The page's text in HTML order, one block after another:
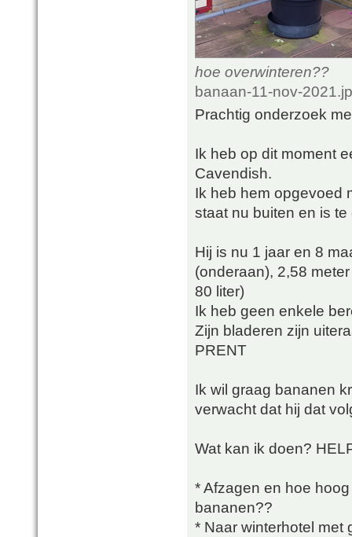
hoe overwinteren??
banaan-11-nov-
Prachtig onderzoek
Ik heb op dit moment
Cavendish.
Ik heb hem opgevoed
staat nu buiten en is
Hij is nu 1 jaar en 8
(onderaan), 2,58
80 liter)
Ik heb geen enkele
Zijn bladeren zijn
PRENT
Ik wil graag bananen
verwacht dat hij dat
Wat kan ik doen?
* Afzagen en hoe
bananen??
* Naar winterhotel met